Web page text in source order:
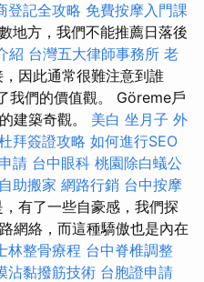
登記全攻略 免費按摩入門課
地方，我們不能推薦日落後
紹 台灣五大律師事務所 老
因此通常很難注意到誰
我們的價值觀。 Göreme戶
建築奇觀。 美白 坐月子 外
拜簽證攻略 如何進行SEO
請 台中眼科 桃園除白蟻公
自助搬家 網路行銷 台中按摩
有了一些自豪感，我們探
網絡，而這種驕傲也是內在
林整骨療程 台中脊椎調整
沾黏撥筋技術 台胞證申請